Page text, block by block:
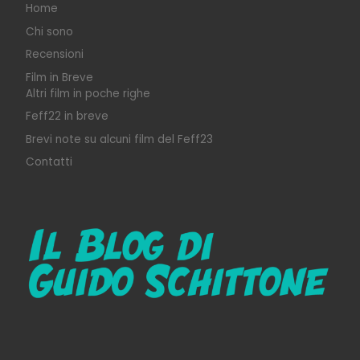
Home
Chi sono
Recensioni
Film in Breve
Altri film in poche righe
Feff22 in breve
Brevi note su alcuni film del Feff23
Contatti